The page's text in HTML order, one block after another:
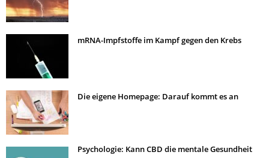
mRNA-Impfstoffe im Kampf gegen den Krebs
Die eigene Homepage: Darauf kommt es an
Psychologie: Kann CBD die mentale Gesundheit